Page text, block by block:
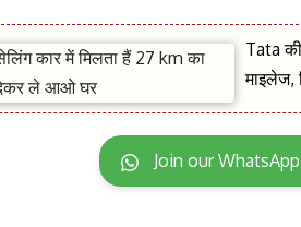
Tata
Join our